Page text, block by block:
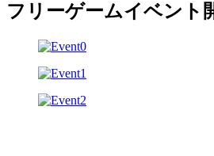
フリーゲームイベント